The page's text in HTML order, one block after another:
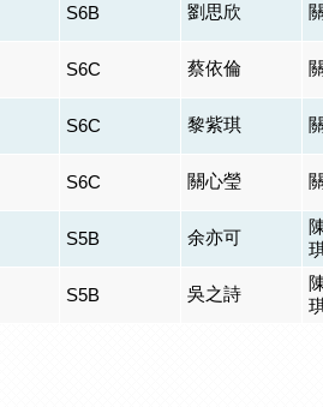
S6B 劉思欣
S6C 蔡依倫
S6C 黎紫琪
S6C 關心瑩
S5B 余亦可
S5B 吳之詩